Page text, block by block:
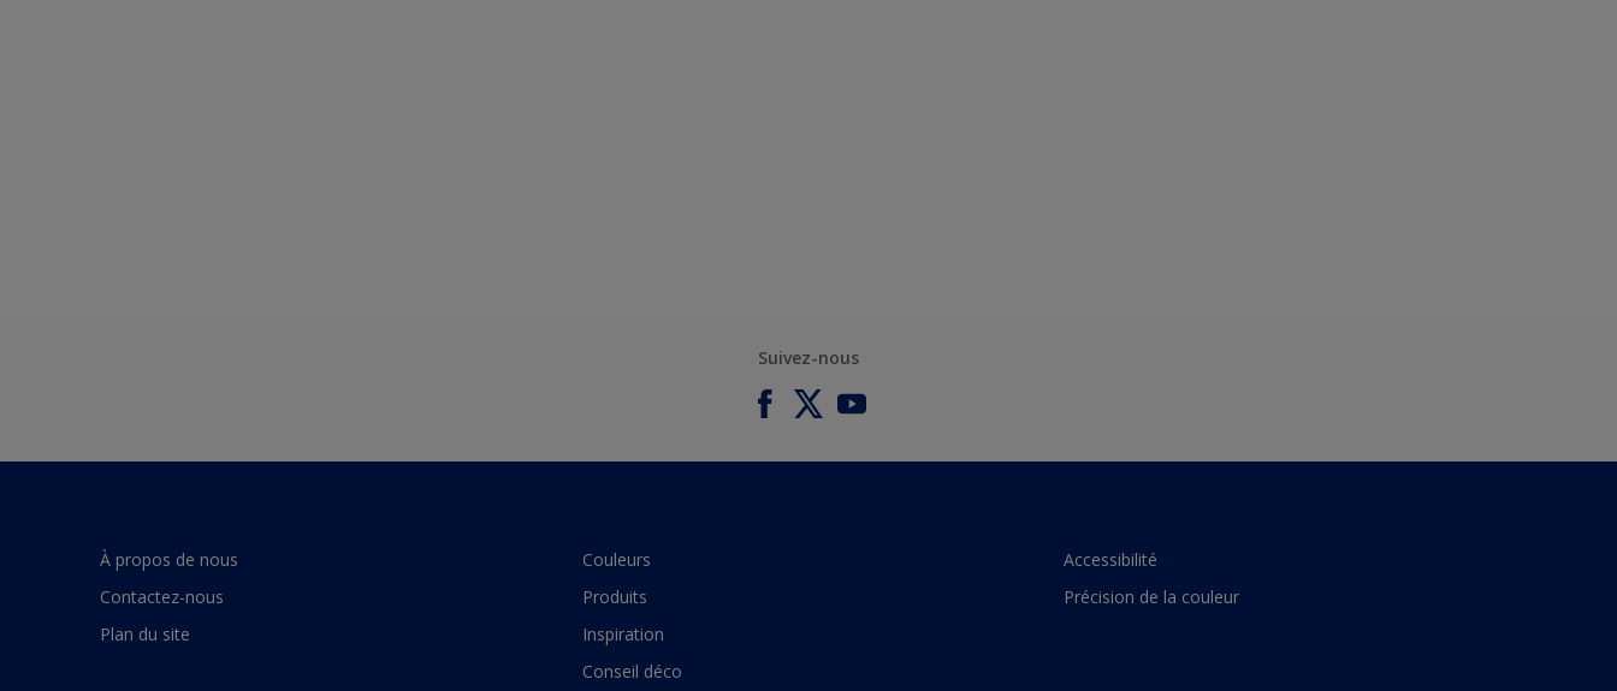
Suivez-nous
À propos de nous
Contactez-nous
Plan du site
Couleurs
Produits
Inspiration
Conseil déco
Accessibilité
Précision de la couleur